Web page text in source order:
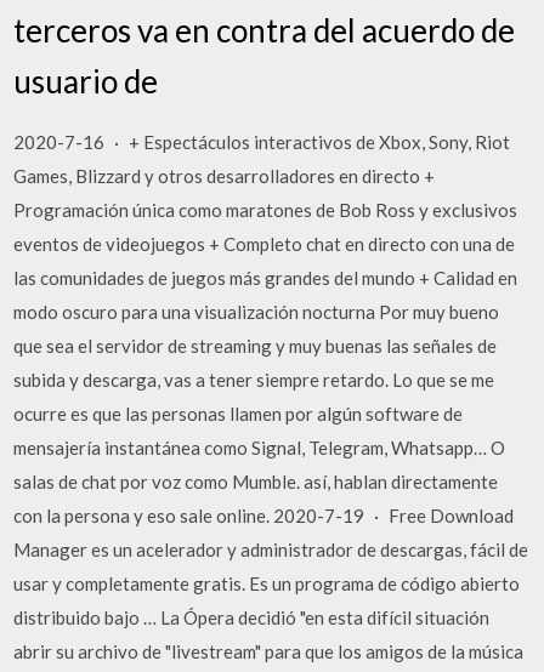
terceros va en contra del acuerdo de
usuario de
2020-7-16 · + Espectáculos interactivos de Xbox, Sony, Riot
Games, Blizzard y otros desarrolladores en directo +
Programación única como maratones de Bob Ross y exclusivos
eventos de videojuegos + Completo chat en directo con una de
las comunidades de juegos más grandes del mundo + Calidad en
modo oscuro para una visualización nocturna Por muy bueno
que sea el servidor de streaming y muy buenas las señales de
subida y descarga, vas a tener siempre retardo. Lo que se me
ocurre es que las personas llamen por algún software de
mensajería instantánea como Signal, Telegram, Whatsapp… O
salas de chat por voz como Mumble. así, hablan directamente
con la persona y eso sale online. 2020-7-19 · Free Download
Manager es un acelerador y administrador de descargas, fácil de
usar y completamente gratis. Es un programa de código abierto
distribuido bajo … La Ópera decidió "en esta difícil situación
abrir su archivo de "livestream" para que los amigos de la música